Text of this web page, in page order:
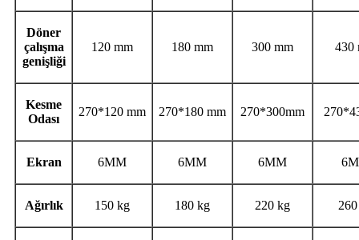
Döner
çalışma
genişliği
120 mm 180 mm 300 mm 430
Kesme
Odası
270*120 mm 270*180 mm 270*300mm
Ekran 6MM 6MM 6MM
Ağırlık 150 kg 180 kg 220 kg